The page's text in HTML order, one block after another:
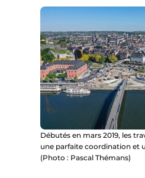
Débutés en mars 2019, les
une parfaite coordination et
(Photo : Pascal Thémans)